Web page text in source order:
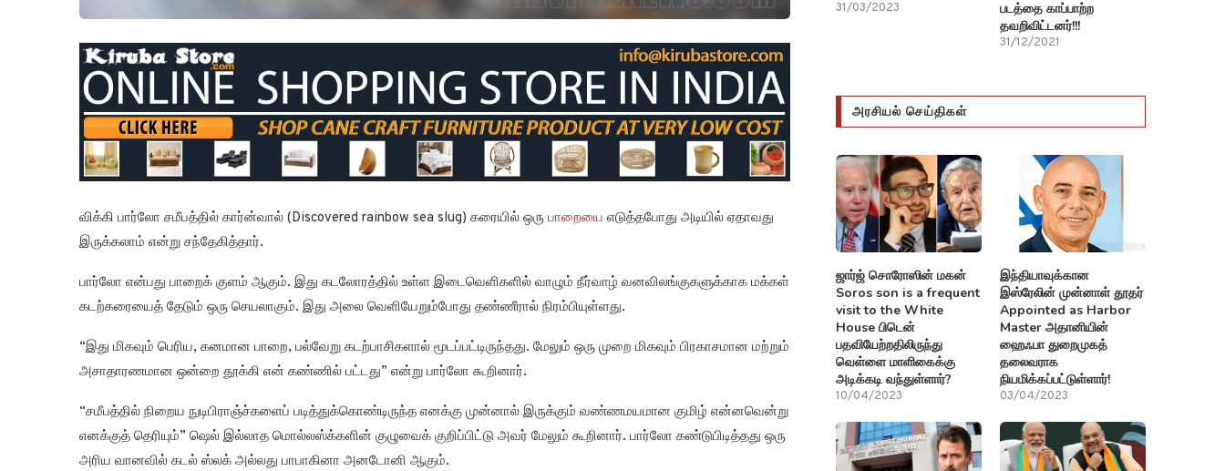
விக்கி பார்லோ சமீபத்தில் கார்ன்வால் (Discovered rainbow sea slug) கரையில் ஒரு பாறையை எடுத்தபோது அடியில் ஏதாவது
இருக்கலாம் என்று சந்தேகித்தார்.
பார்லோ என்பது பாறைக் குளம் ஆகும். இது கடலோரத்தில் உள்ள இடைவெளிகளில் வாழும் நீர்வாழ் வனவிலங்குகளுக்காக மக்கள்
கடற்கரையைத் தேடும் ஒரு செயலாகும். இது அலை வெளியேறும்போது தண்ணீரால் நிரம்பியுள்ளது.
“இது மிகவும் பெரிய, கனமான பாறை, பல்வேறு கடற்பாசிகளால் மூடப்பட்டிருந்தது. மேலும் ஒரு முறை மிகவும் பிரகாசமான மற்றும்
அசாதாரணமான ஒன்றை தூக்கி என் கண்ணில் பட்டது” என்று பார்லோ கூறினார்.
“சமீபத்தில் நிறைய நுடிபிராஞ்ச்களைப் படித்துக்கொண்டிருந்த எனக்கு முன்னால் இருக்கும் வண்ணமயமான குமிழ் என்னவென்று
எனக்குத் தெரியும்” ஷெல் இல்லாத மொல்லஸ்க்களின் குழுவைக் குறிப்பிட்டு அவர் மேலும் கூறினார். பார்லோ கண்டுபிடித்தது ஒரு
அரிய வானவில் கடல் ஸ்லக் அல்லது பாபாகினா அனடோனி ஆகும்.
31/03/2023
படத்தை காப்பாற்ற
தவறிவிட்டனர்!!!
31/12/2021
அரசியல் செய்திகள்
ஜார்ஜ் சொரோஸின் மகன்
Soros son is a frequent
visit to the White
House பிடென்
பதவியேற்றதிலிருந்து
வெள்ளை மாளிகைக்கு
அடிக்கடி வந்துள்ளார்?
10/04/2023
இந்தியாவுக்கான
இஸ்ரேலின் முன்னாள் தூதர்
Appointed as Harbor
Master அதானியின்
ஹைஃபா துறைமுகத்
தலைவராக
நியமிக்கப்பட்டுள்ளார்!
03/04/2023